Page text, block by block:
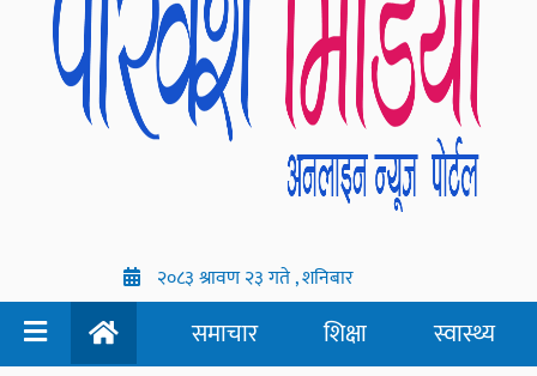
२०८३ श्रावण २३ गते , शनिबार
समाचार शिक्षा स्वास्थ्य